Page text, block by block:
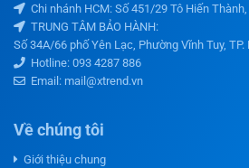
Chi nhánh HCM: Số 451/29 Tô Hiến
TRUNG TÂM BẢO HÀNH:
Số 34A/66 phố Yên Lạc, Phường Vĩnh Tuy, TP.
Hotline: 093 4287 886
Email: mail@xtrend.vn
Về chúng tôi
Giới thiệu chung